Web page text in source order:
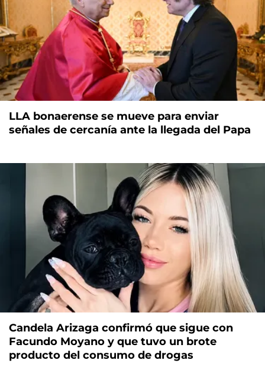
LLA bonaerense se mueve para enviar
señales de cercanía ante la llegada del Papa
Candela Arizaga confirmó que sigue con
Facundo Moyano y que tuvo un brote
producto del consumo de drogas